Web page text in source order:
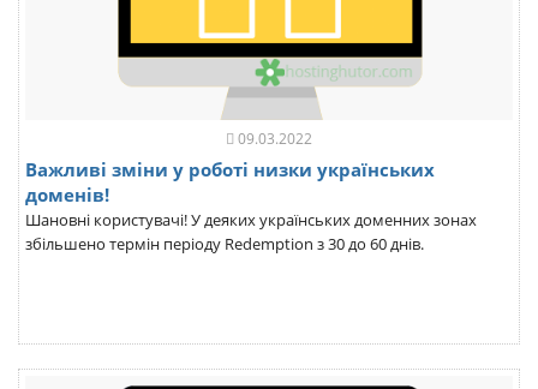
09.03.2022
Важливі зміни у роботі низки українських
доменів!
Шановні користувачі! У деяких українських доменних зонах
збільшено термін періоду Redemption з 30 до 60 днів.